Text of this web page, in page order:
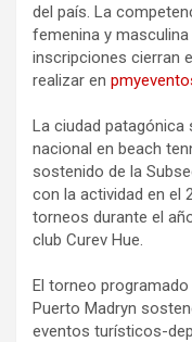
del país. La
femenina y masculina
inscripciones cierran
realizar en
La ciudad
nacional en beach
sostenido de la
con la actividad en el
torneos durante el
club Curev Hue.
El torneo
Puerto Madryn
eventos turísticos-